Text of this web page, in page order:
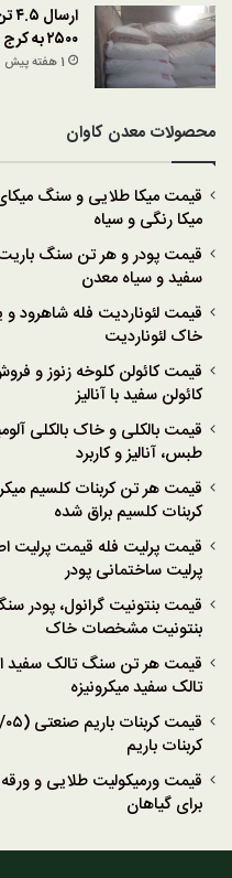
۲۵۰۰ به کرج | خرید پودر کربنات کلسیم سفید
1 هفته پیش
محصولات معدن کاوان
میکا رنگی و سیاه
سفید و سیاه معدن
خاک لئوناردیت
کائولن سفید با آنالیز
طبس، آنالیز و کاربرد
کربنات کلسیم براق شده
پرلیت ساختمانی پودر
بنتونیت مشخصات خاک
تالک سفید میکرونیزه
کربنات باریم
برای گیاهان